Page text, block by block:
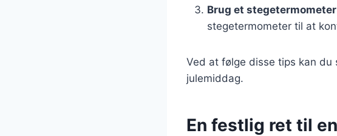
Brug et stegetermometer
stegetermometer til at
Ved at følge disse tips kan
julemiddag.
En festlig ret til